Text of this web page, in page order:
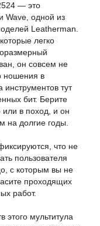
— это
Wave, одной из
Leatherman.
легко
он совсем не
ношения в
тут
бит. Берите
или в поход, и он
долгие годы.
что не
пользователя
с которым вы не
проходящих
работ.
этого мультитула